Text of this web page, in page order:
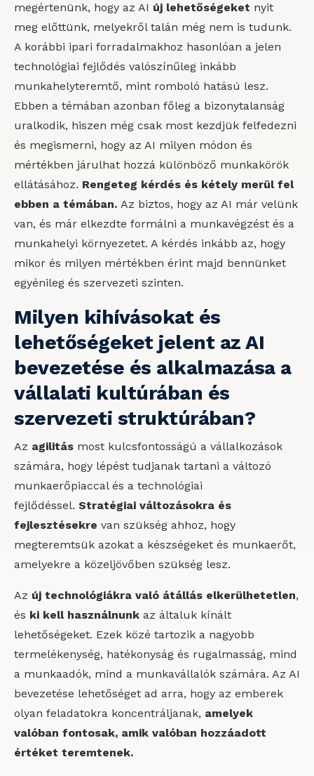
megértenünk, hogy az AI új lehetőségeket nyit
meg előttünk, melyekről talán még nem is tudunk.
A korábbi ipari forradalmakhoz hasonlóan a jelen
technológiai fejlődés valószínűleg inkább
munkahelyteremtő, mint romboló hatású lesz.
Ebben a témában azonban főleg a bizonytalanság
uralkodik, hiszen még csak most kezdjük felfedezni
és megismerni, hogy az AI milyen módon és
mértékben járulhat hozzá különböző munkakörök
ellátásához. Rengeteg kérdés és kétely merül fel
ebben a témában. Az biztos, hogy az AI már velünk
van, és már elkezdte formálni a munkavégzést és a
munkahelyi környezetet. A kérdés inkább az, hogy
mikor és milyen mértékben érint majd bennünket
egyénileg és szervezeti szinten.
Milyen kihívásokat és
lehetőségeket jelent az AI
bevezetése és alkalmazása a
vállalati kultúrában és
szervezeti struktúrában?
Az agilitás most kulcsfontosságú a vállalkozások
számára, hogy lépést tudjanak tartani a változó
munkaerőpiaccal és a technológiai
fejlődéssel. Stratégiai változásokra és
fejlesztésekre van szükség ahhoz, hogy
megteremtsük azokat a készségeket és munkaerőt,
amelyekre a közeljövőben szükség lesz.
Az új technológiákra való átállás elkerülhetetlen,
és ki kell használnunk az általuk kínált
lehetőségeket. Ezek közé tartozik a nagyobb
termelékenység, hatékonyság és rugalmasság, mind
a munkaadók, mind a munkavállalók számára. Az AI
bevezetése lehetőséget ad arra, hogy az emberek
olyan feladatokra koncentráljanak, amelyek
valóban fontosak, amik valóban hozzáadott
értéket teremtenek.